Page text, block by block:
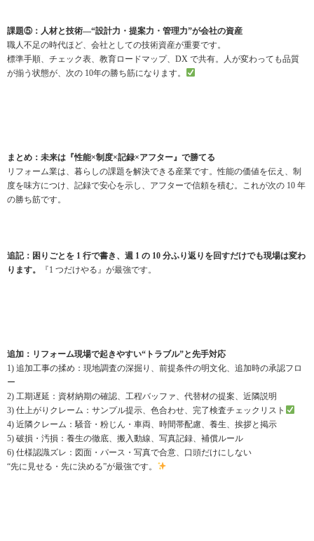
課題⑤：人材と技術—“設計力・提案力・管理力”が会社の資産
職人不足の時代ほど、会社としての技術資産が重要です。
標準手順、チェック表、教育ロードマップ、DX で共有。人が変わっても品質
が揃う状態が、次の 10年の勝ち筋になります。
まとめ：未来は『性能×制度×記録×アフター』で勝てる
リフォーム業は、暮らしの課題を解決できる産業です。性能の価値を伝え、制
度を味方につけ、記録で安心を示し、アフターで信頼を積む。これが次の 10 年
の勝ち筋です。
追記：困りごとを 1 行で書き、週 1 の 10 分ふり返りを回すだけでも現場は変わ
ります。
『1 つだけやる』が最強です。
追加：リフォーム現場で起きやすい“トラブル”と先手対応
1) 追加工事の揉め：現地調査の深掘り、前提条件の明文化、追加時の承認フロ
ー
2) 工期遅延：資材納期の確認、工程バッファ、代替材の提案、近隣説明
3) 仕上がりクレーム：サンプル提示、色合わせ、完了検査チェックリスト
4) 近隣クレーム：騒音・粉じん・車両、時間帯配慮、養生、挨拶と掲示
5) 破損・汚損：養生の徹底、搬入動線、写真記録、補償ルール
6) 仕様認識ズレ：図面・パース・写真で合意、口頭だけにしない
“先に見せる・先に決める”が最強です。